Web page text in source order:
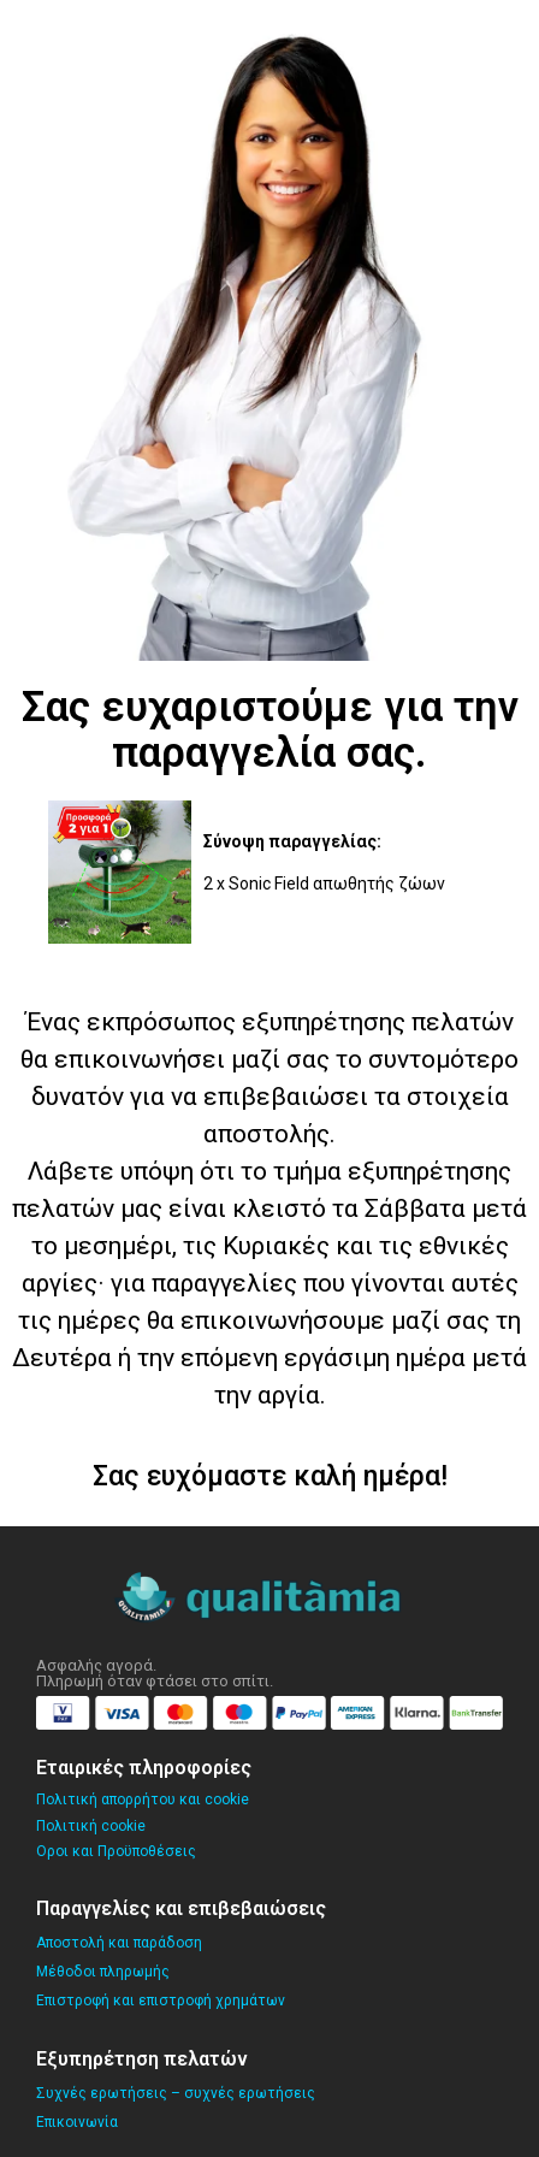
Σας ευχαριστούμε για την
παραγγελία σας.
Σύνοψη παραγγελίας:
2 x Sonic Field απωθητής ζώων
Ένας εκπρόσωπος εξυπηρέτησης πελατών
θα επικοινωνήσει μαζί σας το συντομότερο
δυνατόν για να επιβεβαιώσει τα στοιχεία
αποστολής.
Λάβετε υπόψη ότι το τμήμα εξυπηρέτησης
πελατών μας είναι κλειστό τα Σάββατα μετά
το μεσημέρι, τις Κυριακές και τις εθνικές
αργίες· για παραγγελίες που γίνονται αυτές
τις ημέρες θα επικοινωνήσουμε μαζί σας τη
Δευτέρα ή την επόμενη εργάσιμη ημέρα μετά
την αργία.
Σας ευχόμαστε καλή ημέρα!
Ασφαλής αγορά.
Πληρωμή όταν φτάσει στο σπίτι.
Εταιρικές πληροφορίες
Πολιτική απορρήτου και cookie
Πολιτική cookie
Οροι και Προϋποθέσεις
Παραγγελίες και επιβεβαιώσεις
Αποστολή και παράδοση
Μέθοδοι πληρωμής
Επιστροφή και επιστροφή χρημάτων
Εξυπηρέτηση πελατών
Συχνές ερωτήσεις – συχνές ερωτήσεις
Επικοινωνία